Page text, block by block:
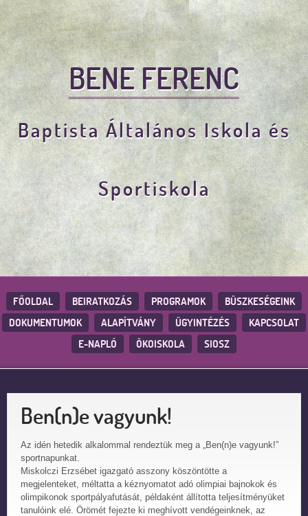
BENE FERENC
Baptista Általános Iskola és
Sportiskola
FŐOLDAL BEIRATKOZÁS PROGRAMOK
BÜSZKESÉGEINK
DOKUMENTUMOK
ALAPÍTVÁNY ÜGYINTÉZÉS
KAPCSOLAT
E-NAPLÓ
ÖKOISKOLA SIOSZ
Ben(n)e vagyunk!
Az idén hetedik alkalommal rendeztük meg a „Ben(n)e vagyunk!”
sportnapunkat.
Miskolczi Erzsébet igazgató asszony köszöntötte a
megjelenteket, méltatta a kéznyomatot adó olimpiai bajnokok és
olimpikonok sportpályafutását, példaként állította teljesítményüket
tanulóink elé. Örömét fejezte ki meghívott vendégeinknek, az